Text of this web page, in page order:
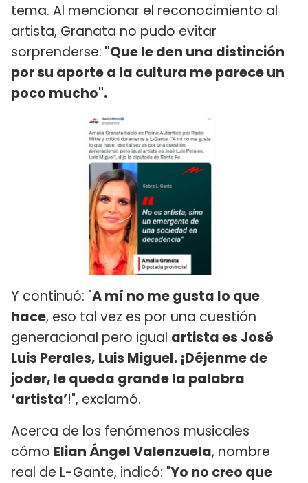
tema. Al mencionar el reconocimiento al
artista, Granata no pudo evitar
sorprenderse: "Que le den una distinción
por su aporte a la cultura me parece un
poco mucho".
Y continuó: "A mí no me gusta lo que
hace, eso tal vez es por una cuestión
generacional pero igual artista es José
Luis Perales, Luis Miguel. ¡Déjenme de
joder, le queda grande la palabra
‘artista’!", exclamó.
Acerca de los fenómenos musicales
cómo Elian Ángel Valenzuela, nombre
real de L-Gante, indicó: "Yo no creo que